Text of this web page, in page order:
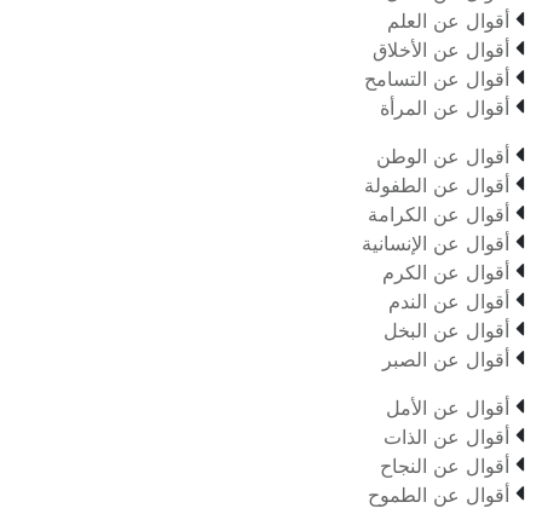
 أقوال عن العلم
 أقوال عن الأخلاق
 أقوال عن التسامح
 أقوال عن المرأة
 أقوال عن الوطن
 أقوال عن الطفولة
 أقوال عن الكرامة
 أقوال عن الإنسانية
 أقوال عن الكرم
 أقوال عن الندم
 أقوال عن البخل
 أقوال عن الصبر
 أقوال عن الأمل
 أقوال عن الذات
 أقوال عن النجاح
 أقوال عن الطموح